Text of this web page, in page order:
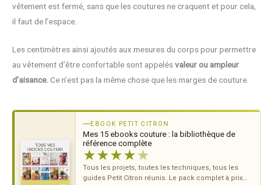
vêtement est fermé, sans que les coutures ne craquent et pour cela,
il faut de l’espace.
Les centimètres ainsi ajoutés aux mesures du corps pour permettre
au vêtement d’être confortable sont appelésvaleur ou ampleur
d’aisance.Ce n’est pas la même chose que les marges de couture.
EBOOK PETIT CITRON
Mes 15 ebooks couture : la bibliothèque de
référence complète
★★★★★
Tous les projets, toutes les techniques, tous les
guides Petit Citron réunis. Le pack complet à prix